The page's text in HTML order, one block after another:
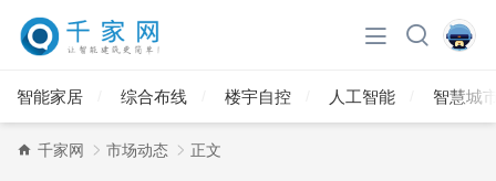
智能家居 综合布线 楼宇自控 人工智能 智慧城
千家网 市场动态 正文